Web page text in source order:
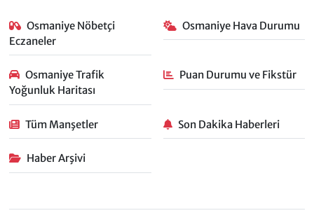
Osmaniye Nöbetçi
Eczaneler
Osmaniye Hava Durumu
Osmaniye Trafik
Yoğunluk Haritası
Puan Durumu ve Fikstür
Tüm Manşetler Son Dakika Haberleri
Haber Arşivi